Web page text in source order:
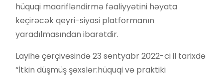
hüquqi maarifləndirmə fəaliyyətini həyata
keçirəcək qeyri-siyasi platformanın
yaradılmasından ibarətdir.
Layihə çərçivəsində 23 sentyabr 2022-ci il tarixdə
“İtkin düşmüş şəxslər:hüquqi və praktiki